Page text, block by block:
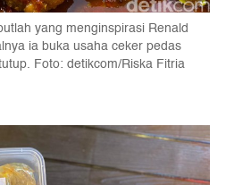
yang menginspirasi Renald
ia buka usaha ceker pedas
Foto: detikcom/Riska Fitria